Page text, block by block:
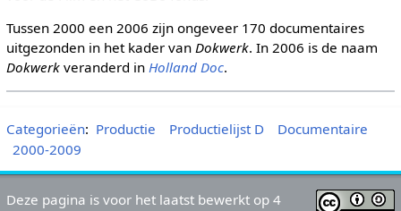
Tussen 2000 een 2006 zijn ongeveer 170 documentaires
uitgezonden in het kader van Dokwerk. In 2006 is de naam
Dokwerkveranderd in Holland Doc.
Categorieën: Productie Productielijst D
Documentaire
2000-2009
Deze pagina is voor het laatst bewerkt op 4